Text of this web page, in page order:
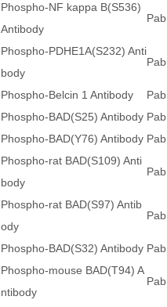
Phospho-NF kappa B(S536)
Antibody
Pab
Phospho-PDHE1A(S232) Anti
body
Pab
Phospho-Belcin 1 Antibody Pab
Phospho-BAD(S25) Antibody Pab
Phospho-BAD(Y76) Antibody Pab
Phospho-rat BAD(S109) Anti
body
Pab
Phospho-rat BAD(S97) Antib
ody
Pab
Phospho-BAD(S32) Antibody Pab
Phospho-mouse BAD(T94) A
ntibody
Pab